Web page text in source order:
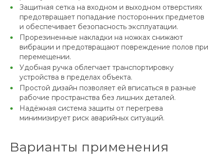
Защитная сетка на входном и выходном отверстиях
предотвращает попадание посторонних предметов
и обеспечивает безопасность эксплуатации.
Прорезиненные накладки на ножках снижают
вибрации и предотвращают повреждение полов при
перемещении.
Удобная ручка облегчает транспортировку
устройства в пределах объекта.
Простой дизайн позволяет ей вписаться в разные
рабочие пространства без лишних деталей.
Надёжная система защиты от перегрева
минимизирует риск аварийных ситуаций.
Варианты применения